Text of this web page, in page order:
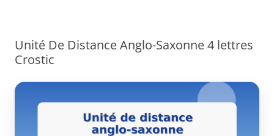
Unité De Distance Anglo-Saxonne 4 lettres
Crostic